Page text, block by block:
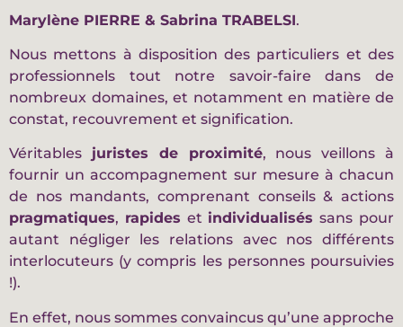
Marylène PIERRE & Sabrina TRABELSI.
Nous mettons à disposition des particuliers et des
professionnels tout notre savoir-faire dans de
nombreux domaines, et notamment en matière de
constat, recouvrement et signification.
Véritables juristes de proximité, nous veillons à
fournir un accompagnement sur mesure à chacun
de nos mandants, comprenant conseils & actions
pragmatiques, rapides et individualisés sans pour
autant négliger les relations avec nos différents
interlocuteurs (y compris les personnes poursuivies
!).
En effet, nous sommes convaincus qu’une approche